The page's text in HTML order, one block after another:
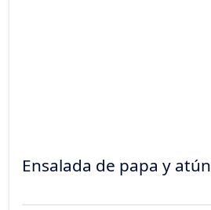
Ensalada de papa y atún